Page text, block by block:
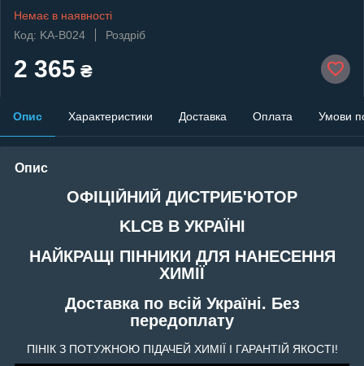
Немає в наявності
Код: KA-B024
Роздріб
2 365 ₴
Опис Характеристики Доставка Оплата Умови
Опис
ОФІЦІЙНИЙ ДИСТРИБ'ЮТОР
KLCB В УКРАЇНІ
НАЙКРАЩІ ПІННИКИ ДЛЯ НАНЕСЕННЯ
ХИМІЇ
Доставка по всій Україні. Без
передоплату
ПІНІК З ПОТУЖНОЮ ПІДАЧЕЙ ХИМІЇ І ГАРАНТІЙ ЯКОСТІ!